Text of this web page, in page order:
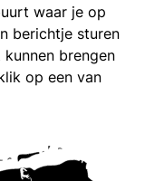
waar je op
berichtje sturen
brengen
op een van